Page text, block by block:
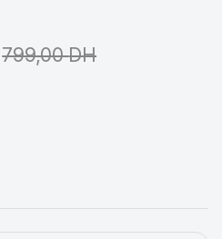
799,00DH